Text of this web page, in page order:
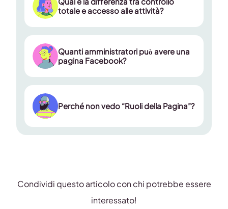
totale e accesso alle attività?
Quanti amministratori può avere una
pagina Facebook?
Perché non vedo “Ruoli della Pagina”?
Condividi questo articolo con chi potrebbe essere
interessato!